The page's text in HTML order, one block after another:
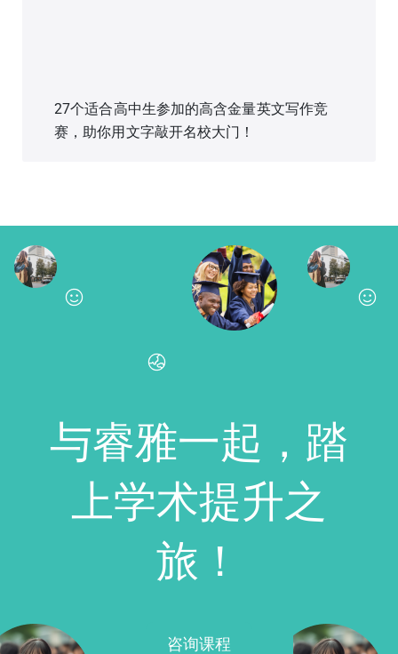
27个适合高中生参加的高含金量英文写作竞
赛，助你用文字敲开名校大门！
与睿雅一起，踏
上学术提升之
旅！
咨询课程